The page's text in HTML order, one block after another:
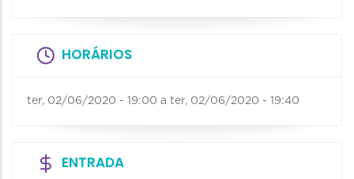
HORÁRIOS
ter, 02/06/2020 - 19:00 a ter, 02/06/2020 - 19:40
ENTRADA